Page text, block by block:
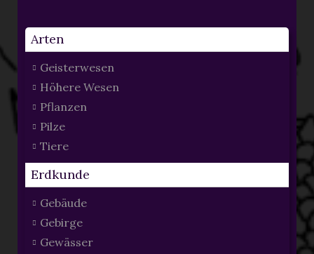
Arten
Geisterwesen
Höhere Wesen
Pflanzen
Pilze
Tiere
Erdkunde
Gebäude
Gebirge
Gewässer